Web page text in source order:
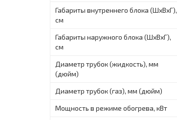
Габариты внутреннего блока (ШxВxГ),
см
Габариты наружного блока (ШxВxГ),
см
Диаметр трубок (жидкость), мм
(дюйм)
Диаметр трубок (газ), мм (дюйм)
Мощность в режиме обогрева, кВт